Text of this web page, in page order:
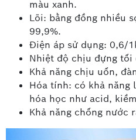
màu xanh.
Lõi: bằng đồng nhiều
99,9%.
Điện áp sử dụng: 0,6/
Nhiệt độ chịu đựng tối
Khả năng chịu uốn,
Hóa tính: có khả
hóa học như acid,
Khả năng chống nước